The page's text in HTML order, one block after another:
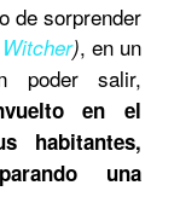
de sorprender
), en un
poder salir,
en el
habitantes,
una